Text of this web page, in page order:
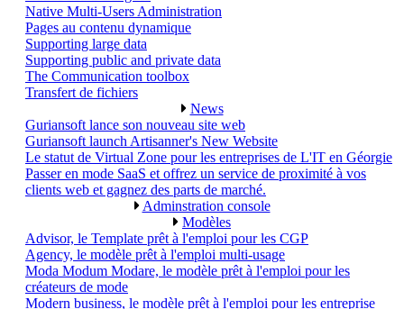
Native Multi-Users Administration
Pages au contenu dynamique
Supporting large data
Supporting public and private data
The Communication toolbox
Transfert de fichiers
News
Guriansoft lance son nouveau site web
Guriansoft launch Artisanner's New Website
Le statut de Virtual Zone pour les entreprises de L'IT en Géorgie
Passer en mode SaaS et offrez un service de proximité à vos
clients web et gagnez des parts de marché.
Adminstration console
Modèles
Advisor, le Template prêt à l'emploi pour les CGP
Agency, le modèle prêt à l'emploi multi-usage
Moda Modum Modare, le modèle prêt à l'emploi pour les
créateurs de mode
Modern business, le modèle prêt à l'emploi pour les entreprise